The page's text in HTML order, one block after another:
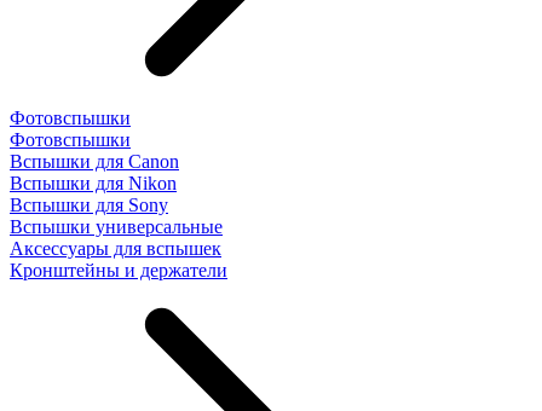
Фотовспышки
Фотовспышки
Вспышки для Canon
Вспышки для Nikon
Вспышки для Sony
Вспышки универсальные
Аксесcуары для вспышек
Кронштейны и держатели